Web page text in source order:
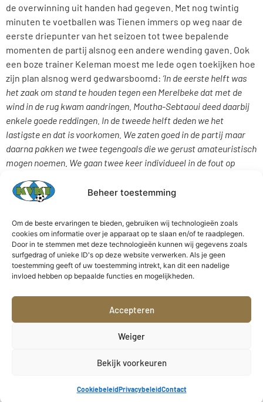
Beheer toestemming
Om de beste ervaringen te bieden, gebruiken wij technologieën zoals
cookies om informatie over je apparaat op te slaan en/of te raadplegen.
Door in te stemmen met deze technologieën kunnen wij gegevens zoals
surfgedrag of unieke ID's op deze website verwerken. Als je geen
toestemming geeft of uw toestemming intrekt, kan dit een nadelige
invloed hebben op bepaalde functies en mogelijkheden.
Accepteren
Weiger
Bekijk voorkeuren
CookiebeleidPrivacybeleidContact
de overwinning uit handen had gegeven. Met nog twintig
minuten te voetballen was Tienen immers op weg naar de
eerste driepunter van het seizoen tot twee bepalende
momenten de partij alsnog een andere wending gaven. Ook
een boze trainer Keleman moest me lede ogen toekijken hoe
zijn plan alsnog werd gedwarsboomd: ‘In de eerste helft was
het zaak om stand te houden tegen een Merelbeke dat met de
wind in de rug kwam aandringen. Moutha-Sebtaoui deed daarbij
enkele goede reddingen. In de tweede helft deden we het
lastigste en dat is voorkomen. We zaten goed in de partij maar
daarna pakken we twee tegengoals die we gerust amateuristisch
mogen noemen. We gaan twee keer individueel in de fout op
hoeveelste penalty geven we al weg dit seizoen? Als we deze
fouten blijven opstapelen kunnen we geen match winnen.’
Volgende zondag wacht opnieuw een verplaatsing. Dat gaat
het naar de U23 van Cercle Brugge.
KFC Merelbeke:Van Damme, Gordts, Verhelst, Rogiers,
Thienpont, Antwi Manu (67’ El Boutaibe),N’Guettia (67’
KVK Tienen:Moutha-Sebtouai, Rottiers (46’ Vande Cauter),
Bergiers, Ceulemans, Marchal (67’ Wakaka), Panepinto,
56′ Panepinto (0-1), 70′ Binst (1-1), 87′ Binst (1-
Singh, N’Guettia, Rottiers, Balongo, Rogiers, Lenoir,